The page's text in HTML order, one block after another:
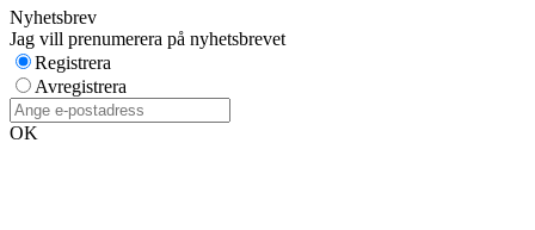
Nyhetsbrev
Jag vill prenumerera på nyhetsbrevet
Registrera
Avregistrera
OK